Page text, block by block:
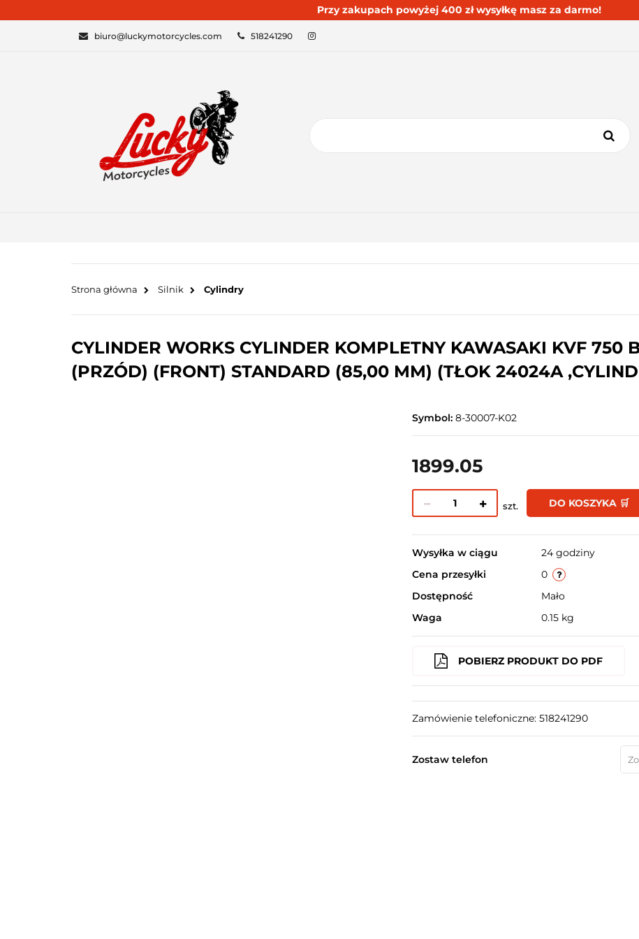
Przy zakupach powyżej 400 zł wysyłkę masz za darmo!
biuro@luckymotorcycles.com 518241290
KATEGORIE BESTSELLERY
Strona główna Silnik Cylindry
CYLINDER WORKS CYLINDER KOMPLETNY KAWASAKI KVF 750
(PRZÓD) (FRONT) STANDARD (85,00 MM) (TŁOK 24024A
Symbol: 8-30007-K02
1899.05
szt. DO KOSZYKA 🛒
Wysyłka w ciągu
24 godziny
Cena przesyłki
0
Dostępność
Mało
Waga
0.15 kg
POBIERZ PRODUKT DO PDF
Zamówienie telefoniczne: 518241290
Zostaw telefon